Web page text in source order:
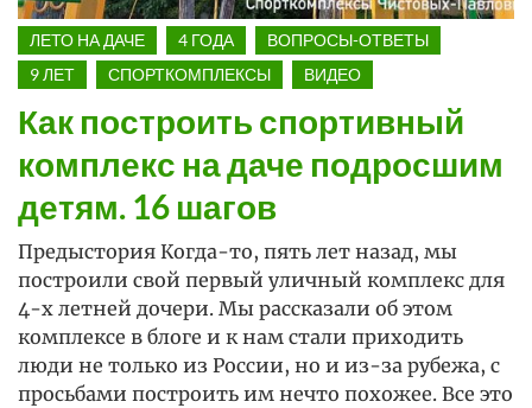
ЛЕТО НА ДАЧЕ 4 ГОДА
ВОПРОСЫ-ОТВЕТЫ
9 ЛЕТ
СПОРТКОМПЛЕКСЫ ВИДЕО
Как построить спортивный
комплекс на даче подросшим
детям. 16 шагов
Предыстория Когда-то, пять лет назад, мы
построили свой первый уличный комплекс для
4-х летней дочери. Мы рассказали об этом
комплексе в блоге и к нам стали приходить
люди не только из России, но и из-за рубежа, с
просьбами построить им нечто похожее. Все это